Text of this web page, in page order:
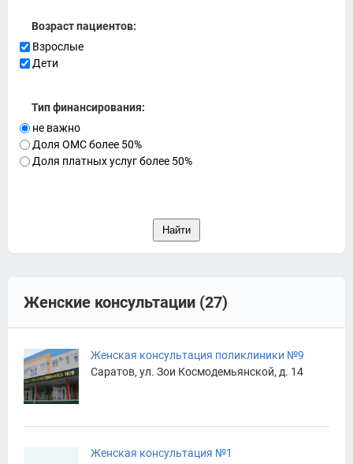
Возраст пациентов:
Взрослые
Дети
Тип финансирования:
не важно
Доля ОМС более 50%
Доля платных услуг более 50%
Женские консультации (27)
Женская консультация поликлиники №9
Саратов, ул. Зои Космодемьянской, д. 14
Женская консультация №1